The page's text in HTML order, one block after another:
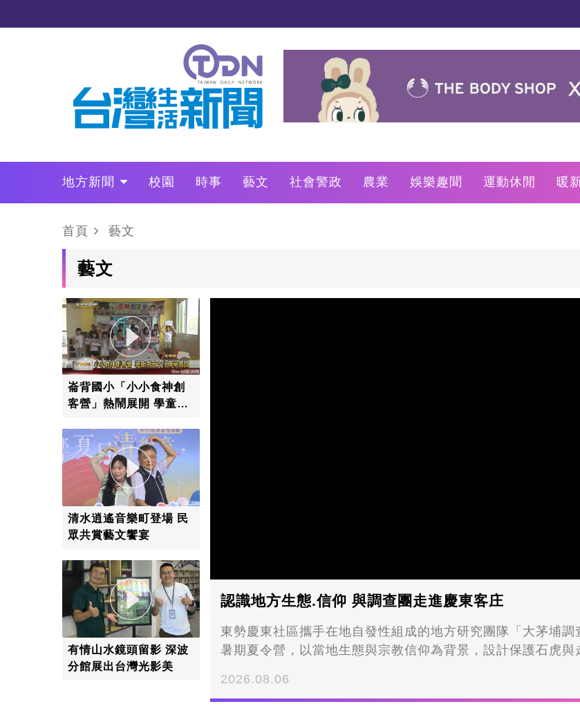
地方新聞 校園 時事 藝文 社會警政 農業 娛樂趣聞 運動休閒 暖
政治
財經 LO叩敲敲門
首頁 藝文
藝文
崙背國小「小小食神創
客營」熱鬧展開 學童感
值
清水逍遙音樂町登場 民
眾共賞藝文饗宴
有情山水鏡頭留影 深波
分館展出台灣光影美
認識地方生態.信仰 與調查團走進慶東客庄
東勢慶東社區攜手在地自發性組成的地方研究團隊「大茅埔調
暑期夏令營，以當地生態與宗教信仰為背景，設計保護石虎與
化。大小朋友齊聚在社區活動中心，一起聆聽石虎保育知識，
結合由地方耆老與返鄉青年組成的「大茅埔調查團」一同舉行
2026.08.06